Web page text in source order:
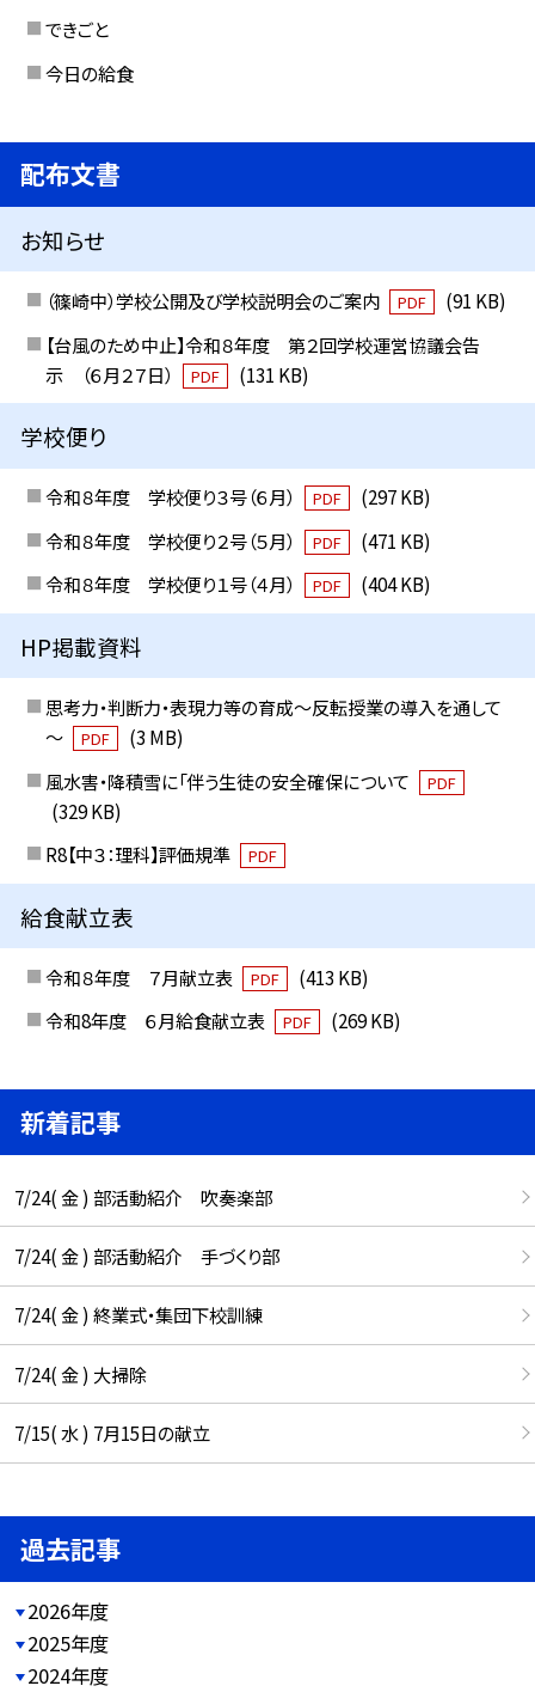
できごと
今日の給食
配布文書
お知らせ
（篠崎中）学校公開及び学校説明会のご案内 PDF
(91 KB)
【台風のため中止】令和８年度 第２回学校運営協議会告
示 （６月２７日）
PDF (131 KB)
学校便り
令和８年度 学校便り３号（６月） PDF
(297 KB)
令和８年度 学校便り２号（５月）
PDF
(471 KB)
令和８年度 学校便り１号（４月）
PDF (404 KB)
HP掲載資料
思考力・判断力・表現力等の育成～反転授業の導入を通して
～
PDF
(3 MB)
風水害・降積雪に「伴う生徒の安全確保について
PDF
(329 KB)
R8【中３：理科】評価規準
PDF
給食献立表
令和８年度 ７月献立表 PDF
(413 KB)
令和8年度 ６月給食献立表
PDF (269 KB)
新着記事
7/24( 金 ) 部活動紹介 吹奏楽部
7/24( 金 ) 部活動紹介 手づくり部
7/24( 金 ) 終業式・集団下校訓練
7/24( 金 ) 大掃除
7/15( 水 ) 7月15日の献立
過去記事
2026年度
2025年度
2024年度